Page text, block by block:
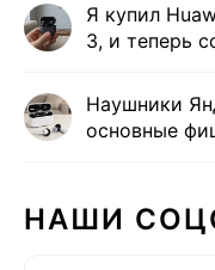
Я купил
3, и теперь
Наушники
основные
НАШИ